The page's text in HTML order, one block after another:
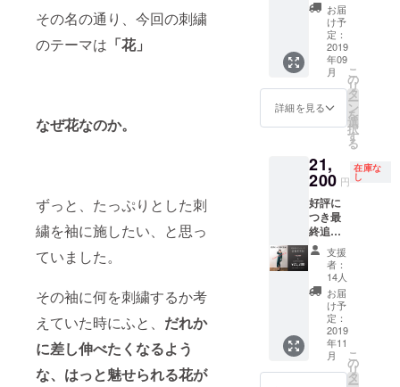
その名の通り、今回の刺繍
のテーマは 「花」
なぜ花なのか。
ずっと、たっぷりとした刺
繍を袖に施したい、と思っ
ていました。
その袖に何を刺繍するか考
えていた時にふと、 だれか
に差し伸べたくなるよう
な、はっと魅せられる花が
セージ
にてお
問い合
わせく
ださ
い。
メール
にてや
り取り
させて
頂きま
す。
はご負
担くだ
さい。
※見学中
の写真
や映像
等で使
用され
ざいま
す。 ※
諸般の
事情に
より、
当イベ
ントの
開催日
程の変
更及び
中止さ
れた場
合でも
お支払
いいた
118cm
（ノー
マル
丈。〜
155cm
の方は
こちら
がおす
・L丈
128cm
（ロン
グ丈。
長めに
着たい
方に）
※お届け
は9月中
旬ごろ
を予定
してお
りま
す。 ※
画像は
イメー
３種類
からお
選びく
ださ
い。 ・
百合 ・
バラ(ピ
ンク) ・
スの丈
の長さ
をお選
びくだ
さい。
・S丈
着丈
118cm
（ノー
マル
丈。〜
155cm
の方は
こちら
がおす
すめ）
格でリ
ターン
を新設
できな
いた
め、
100円
UP いた
しま
す。 ク
ファン
ディン
グ特別
価格に
てお届
けしま
す。 ①
袖に咲
かせる
花 と ②
ワン
ピース
の丈 を
お選び
くださ
い。 ①
お届
け予
定：
2019
年09
月
詳細を見る
こ
の
リ
タ
ー
ン
を
選
択
す
る
21,
200 円
在庫な
し
好評に
つき最
終追
加！
【花を
着るワ
ンピー
ス#01
GREEN
格でリ
ターン
を新設
支援
者：
14人
お届
け予
定：
2019
年11
月
こ
の
リ
タ
ー